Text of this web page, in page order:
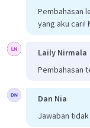
Pembahasan
yang aku cari!
Laily Nirmala
Pembahasan
Dan Nia
Jawaban